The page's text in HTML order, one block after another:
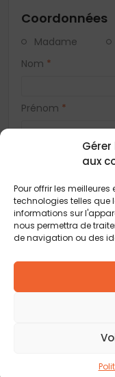
aux
Pour offrir les
technologies telles que
informations sur
nous permettra de
de navigation ou des
Coordonnées
Madame
Nom *
Prénom *
E-mail*
Adresse